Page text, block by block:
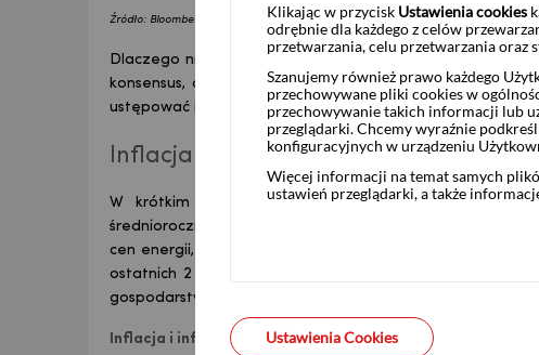
Źródło: Bloomberg, NBP, Analizy Pekao
Dlaczego nie więcej cięć? O ile jesteśmy przekonani, że
konsensus, o tyle okienko do cięć nie jest długie. W
ustępować inflacyjnemu wpływowi obniżek i inflacja
Inflacja na dwójkę na szynach
W krótkim okresie dalszy spadek inflacji jest
średnioroczna inflacja wyniesie 1,9%. Jej dalszy spadek
cen energii, dalszej dezinflacji w obszarze usług (efekt
ostatnich 2 latach) oraz napływu tanich towarów z
gospodarstw domowych oraz lubianej przez nas relacji
Inflacja i inflacja bazowa, % r/r
Klikając w przycisk Ustawienia cookies
odrębnie dla każdego z celów
przetwarzania, celu przetwarzania oraz
Szanujemy również prawo każdego
przechowywane pliki cookies w
przechowywanie takich informacji lub
przeglądarki. Chcemy wyraźnie
konfiguracyjnych w urządzeniu
Więcej informacji na temat samych
ustawień przeglądarki, a także
Ustawienia Cookies